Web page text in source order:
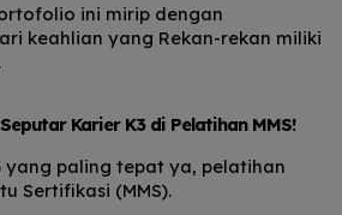
ini mirip dengan
keahlian yang Rekan-rekan miliki
Karier K3 di Pelatihan MMS!
yang paling tepat ya, pelatihan
Sertifikasi (MMS).